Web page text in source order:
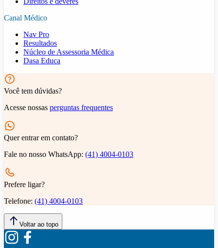
Canal Médico
Nav Pro
Resultados
Núcleo de Assessoria Médica
Dasa Educa
Você tem dúvidas?
Acesse nossas perguntas frequentes
Quer entrar em contato?
Fale no nosso WhatsApp: (41) 4004-0103
Prefere ligar?
Telefone: (41) 4004-0103
Voltar ao topo